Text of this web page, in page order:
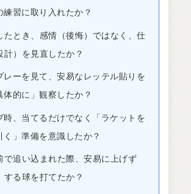
練習に取り入れたか？
たとき、感情（後悔）ではなく、仕
計）を見直したか？
レーを見て、安易なレッテル貼りを
体的に」観察したか？
時、当てるだけでなく「ラケットを
く」準備を意識したか？
で追い込まれた際、安易に上げず
する球を打てたか？